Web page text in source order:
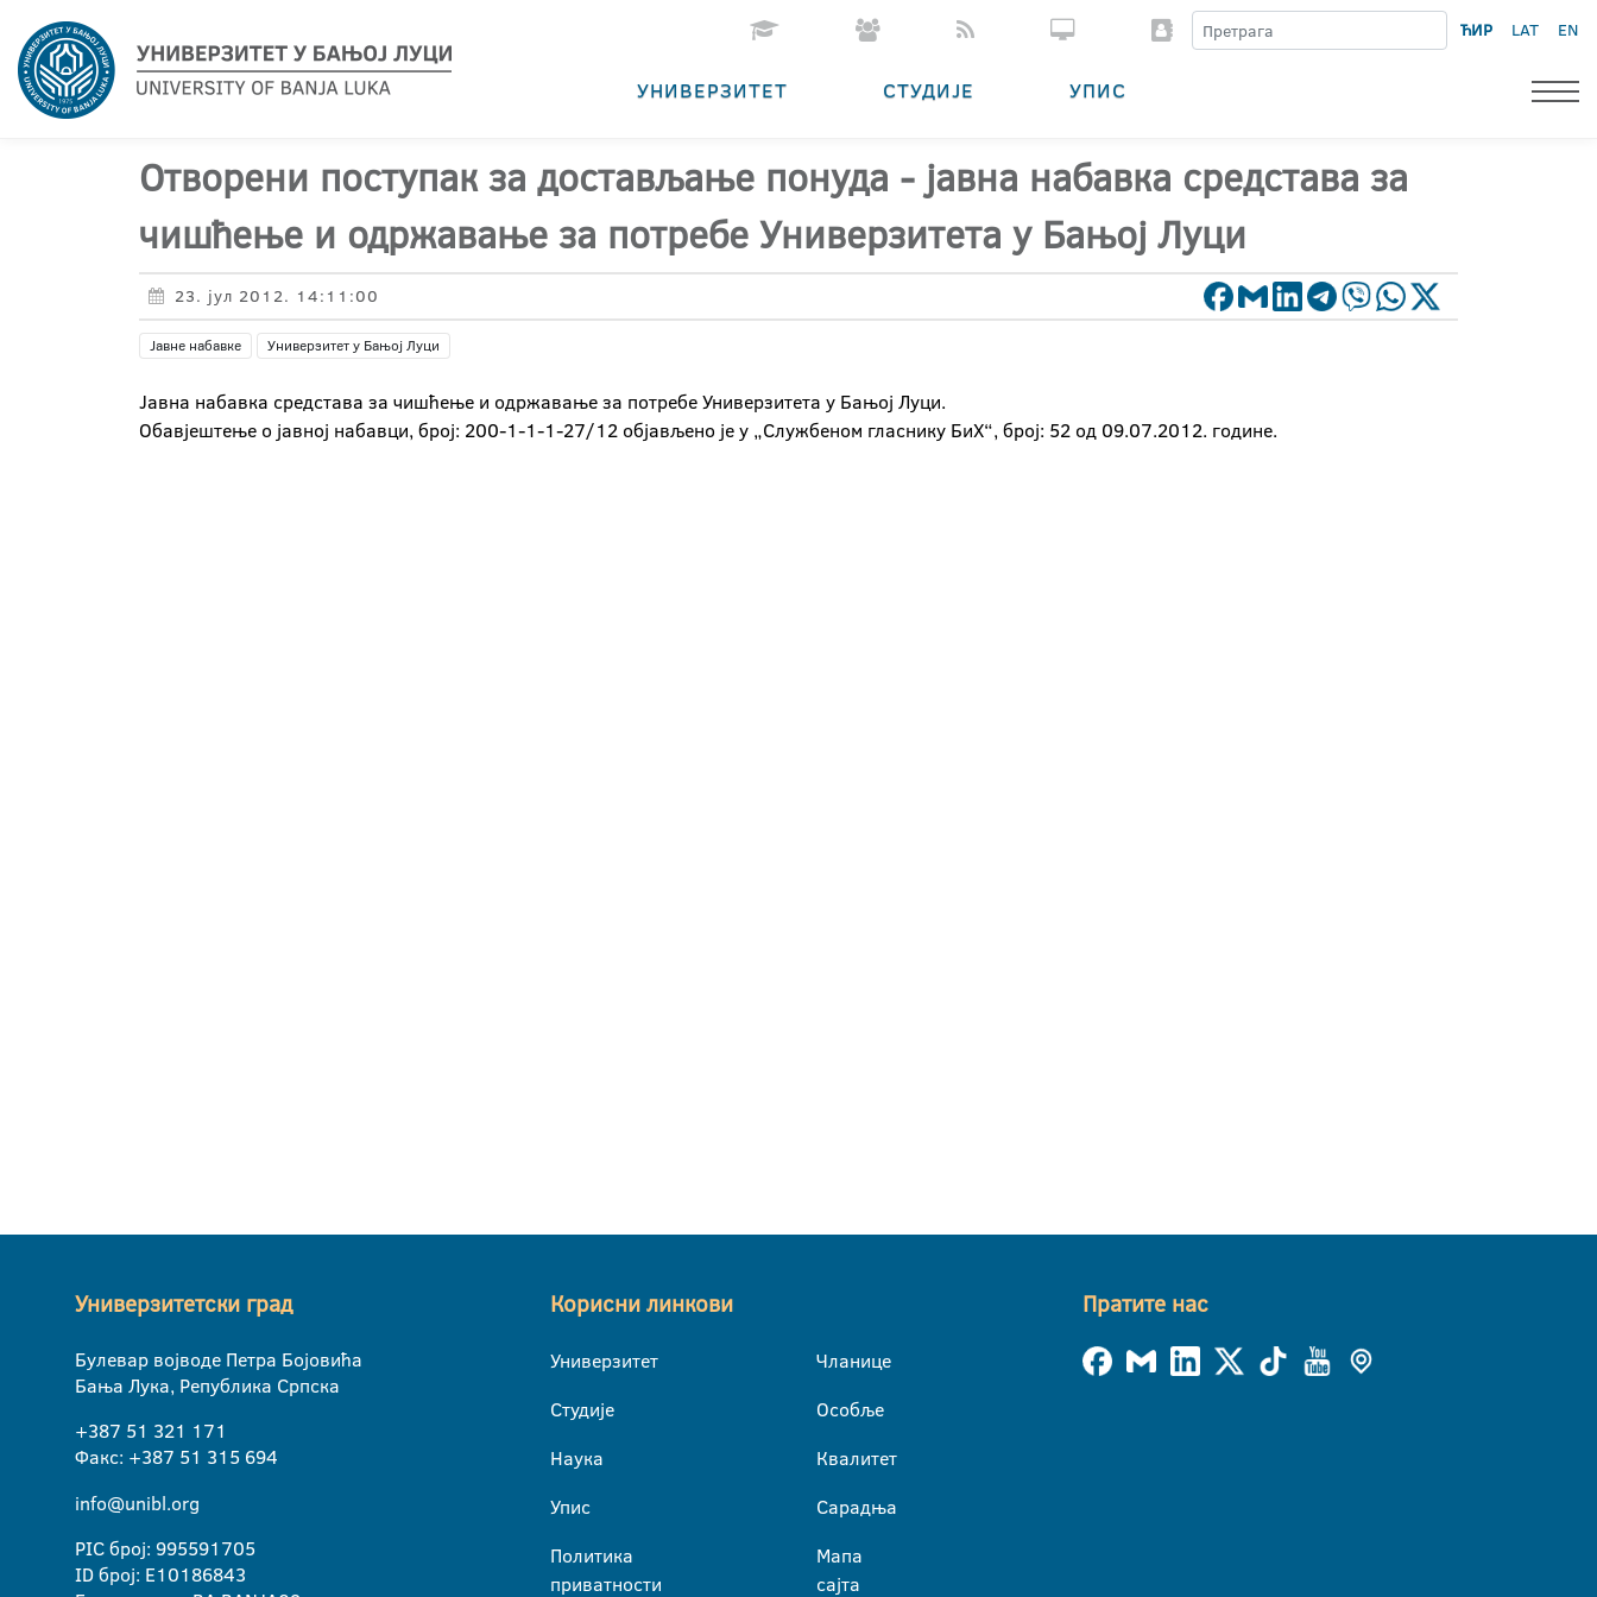
ЋИР LAT EN
УНИВЕРЗИТЕТ СТУДИЈЕ УПИС
Отворени поступак за достављање понуда - јавна набавка средстава за
чишћење и одржавање за потребе Универзитета у Бањој Луци
23. јул 2012. 14:11:00
Јавне набавке Универзитет у Бањој Луци
Јавна набавка средстава за чишћење и одржавање за потребе Универзитета у Бањој Луци.
Обавјештење о јавној набавци, број: 200-1-1-1-27/12 објављено је у „Службеном гласнику БиХ“, број: 52 од 09.07.2012. године.
Универзитетски град
Булевар војводе Петра Бојовића
Бања Лука, Република Српска
+387 51 321 171
Факс: +387 51 315 694
info@unibl.org
PIC број: 995591705
ID број: E10186843
Корисни линкови
Универзитет
Студије
Наука
Упис
Политика
приватности
Чланице
Особље
Квалитет
Сарадња
Мапа
сајта
Пратите нас